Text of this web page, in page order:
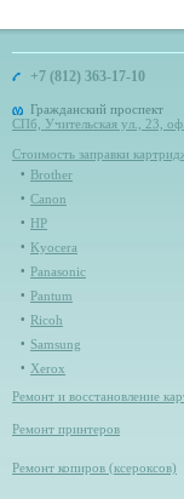
+7 (812) 363-17-10
Гражданский проспект
СПб, Учительская ул., 23,
Стоимость заправки
Brother
Canon
HP
Kyocera
Panasonic
Pantum
Ricoh
Samsung
Xerox
Ремонт и восстановление
Ремонт принтеров
Ремонт копиров (ксероксов)